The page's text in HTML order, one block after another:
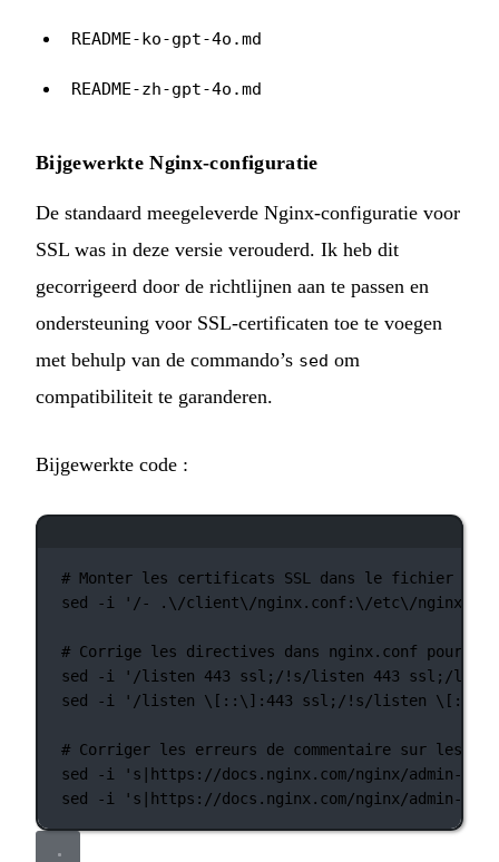
README-ko-gpt-4o.md
README-zh-gpt-4o.md
Bijgewerkte Nginx-configuratie
De standaard meegeleverde Nginx-configuratie voor
SSL was in deze versie verouderd. Ik heb dit
gecorrigeerd door de richtlijnen aan te passen en
ondersteuning voor SSL-certificaten toe te voegen
met behulp van de commando’s sed om
compatibiliteit te garanderen.
Bijgewerkte code :
# Monter les certificats SSL dans le fichier
sed
-i '/- .\/client\/nginx.conf:\/etc\/nginx\/
# Corrige les directives dans nginx.conf pour la
sed
-i
'/listen 443 ssl;/!s/listen 443 ssl;/
sed
-i '/listen \[::\]:443 ssl;/!s/listen
# Corriger les erreurs de commentaire sur les
sed
-i
's|https://docs.nginx.com/nginx/admin-
sed
-i 's|https://docs.nginx.com/nginx/admin-